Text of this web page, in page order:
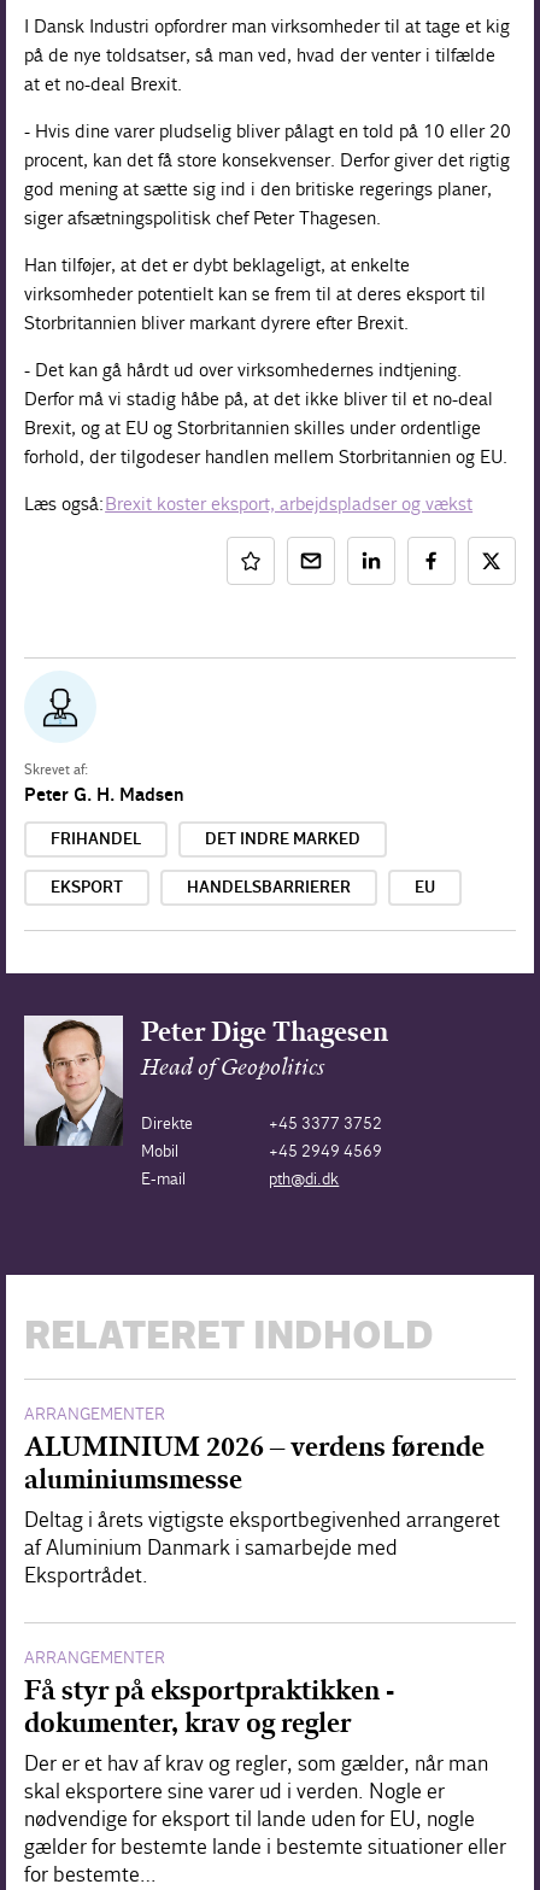
I Dansk Industri opfordrer man virksomheder til at tage et kig
på de nye toldsatser, så man ved, hvad der venter i tilfælde
at et no-deal Brexit.
- Hvis dine varer pludselig bliver pålagt en told på 10 eller 20
procent, kan det få store konsekvenser. Derfor giver det rigtig
god mening at sætte sig ind i den britiske regerings planer,
siger afsætningspolitisk chef Peter Thagesen.
Han tilføjer, at det er dybt beklageligt, at enkelte
virksomheder potentielt kan se frem til at deres eksport til
Storbritannien bliver markant dyrere efter Brexit.
- Det kan gå hårdt ud over virksomhedernes indtjening.
Derfor må vi stadig håbe på, at det ikke bliver til et no-deal
Brexit, og at EU og Storbritannien skilles under ordentlige
forhold, der tilgodeser handlen mellem Storbritannien og EU.
Læs også:Brexit koster eksport, arbejdspladser og vækst
Skrevet af:
Peter G. H. Madsen
FRIHANDEL DET INDRE MARKED
EKSPORT HANDELSBARRIERER EU
Peter Dige Thagesen
Head of Geopolitics
Direkte
+45 3377 3752
Mobil
+45 2949 4569
E-mail
pth@di.dk
RELATERET INDHOLD
ARRANGEMENTER
ALUMINIUM 2026 – verdens førende
aluminiumsmesse
Deltag i årets vigtigste eksportbegivenhed arrangeret
af Aluminium Danmark i samarbejde med
Eksportrådet.
ARRANGEMENTER
Få styr på eksportpraktikken -
dokumenter, krav og regler
Der er et hav af krav og regler, som gælder, når man
skal eksportere sine varer ud i verden. Nogle er
nødvendige for eksport til lande uden for EU, nogle
gælder for bestemte lande i bestemte situationer eller
for bestemte…